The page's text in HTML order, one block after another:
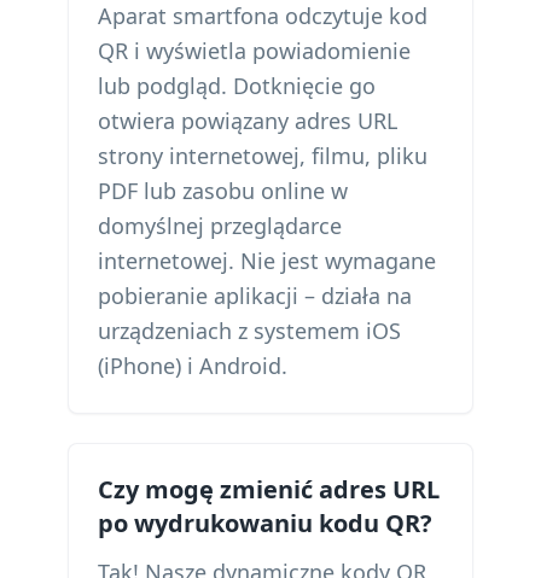
Aparat smartfona odczytuje kod
QR i wyświetla powiadomienie
lub podgląd. Dotknięcie go
otwiera powiązany adres URL
strony internetowej, filmu, pliku
PDF lub zasobu online w
domyślnej przeglądarce
internetowej. Nie jest wymagane
pobieranie aplikacji – działa na
urządzeniach z systemem iOS
(iPhone) i Android.
Czy mogę zmienić adres URL
po wydrukowaniu kodu QR?
Tak! Nasze dynamiczne kody QR